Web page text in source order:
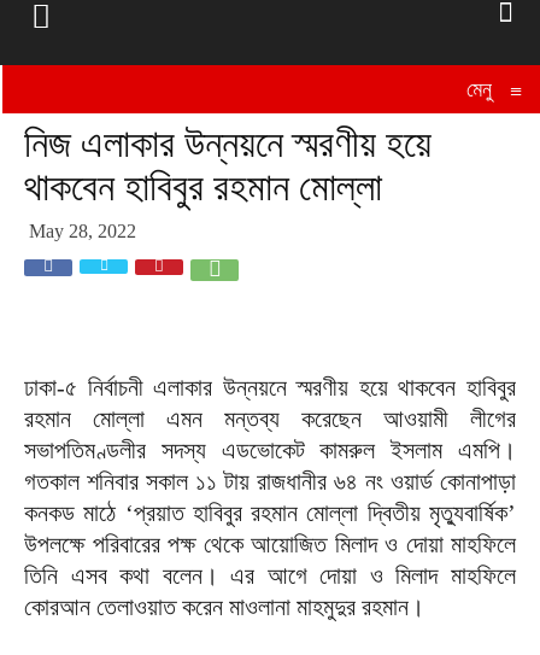
মেনু ≡
নিজ এলাকার উন্নয়নে স্মরণীয় হয়ে
থাকবেন হাবিবুর রহমান মোল্লা
May 28, 2022
ঢাকা-৫ নির্বাচনী এলাকার উন্নয়নে স্মরণীয় হয়ে থাকবেন হাবিবুর
রহমান মোল্লা এমন মন্তব্য করেছেন আওয়ামী লীগের
সভাপতিমণ্ডলীর সদস্য এডভোকেট কামরুল ইসলাম এমপি।
গতকাল শনিবার সকাল ১১ টায় রাজধানীর ৬৪ নং ওয়ার্ড কোনাপাড়া
কনকড মাঠে ‘প্রয়াত হাবিবুর রহমান মোল্লা দ্বিতীয় মৃত্যুবার্ষিক’
উপলক্ষে পরিবারের পক্ষ থেকে আয়োজিত মিলাদ ও দোয়া মাহফিলে
তিনি এসব কথা বলেন। এর আগে দোয়া ও মিলাদ মাহফিলে
কোরআন তেলাওয়াত করেন মাওলানা মাহমুদুর রহমান।